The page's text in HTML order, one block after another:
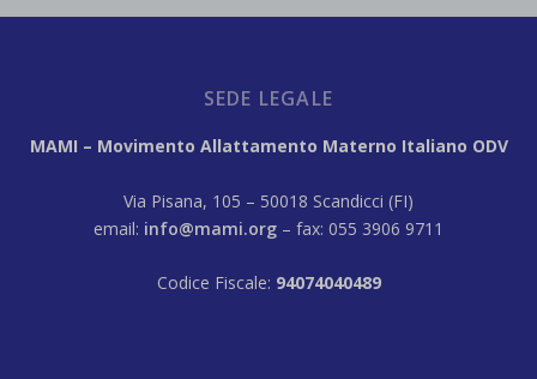
SEDE LEGALE
MAMI – Movimento Allattamento Materno Italiano ODV
Via Pisana, 105 – 50018 Scandicci (FI)
email: info@mami.org – fax: 055 3906 9711
Codice Fiscale: 94074040489